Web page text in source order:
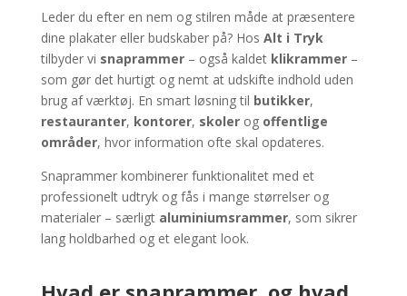
Leder du efter en nem og stilren måde at præsentere
dine plakater eller budskaber på? Hos Alt i Tryk
tilbyder vi snaprammer– også kaldet klikrammer–
som gør det hurtigt og nemt at udskifte indhold uden
brug af værktøj. En smart løsning til butikker,
restauranter, kontorer, skolerog offentlige
områder, hvor information ofte skal opdateres.
Snaprammer kombinerer funktionalitet med et
professionelt udtryk og fås i mange størrelser og
materialer – særligt aluminiumsrammer, som sikrer
lang holdbarhed og et elegant look.